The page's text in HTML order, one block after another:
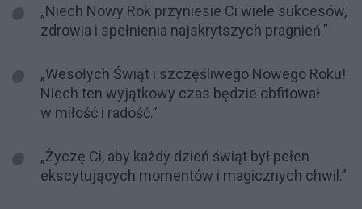
„Niech Nowy Rok przyniesie Ci wiele sukcesów,
zdrowia i spełnienia najskrytszych pragnień.”
„Wesołych Świąt i szczęśliwego Nowego Roku!
Niech ten wyjątkowy czas będzie obfitował
w miłość i radość.”
„Życzę Ci, aby każdy dzień świąt był pełen
ekscytujących momentów i magicznych chwil.”